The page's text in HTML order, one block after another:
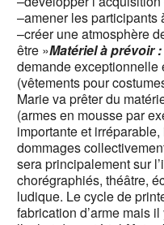
–amener les participants
–créer une atmosphère
être »Matériel à prévoir :
demande exceptionnelle
(vêtements pour
Marie va prêter du
(armes en mousse par
importante et
dommages
sera principalement sur
chorégraphiés, théâtre,
ludique. Le cycle de
fabrication d’arme mais